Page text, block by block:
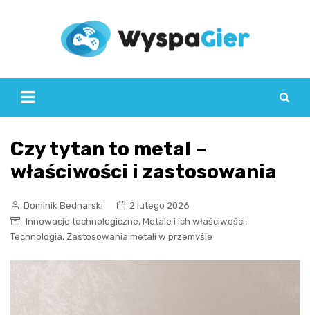
Czy tytan to metal –
właściwości i zastosowania
Dominik Bednarski
2 lutego 2026
Innowacje technologiczne, Metale i ich właściwości,
Technologia, Zastosowania metali w przemyśle